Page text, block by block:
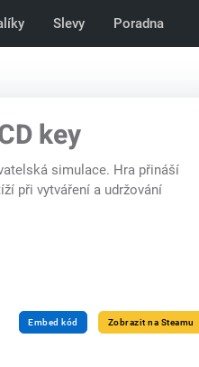
Slevy Poradna
key
simulace. Hra přináší
při vytváření a udržování
Embed kód Zobrazit na Steamu